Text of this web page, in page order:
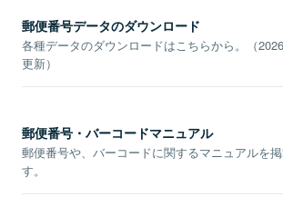
郵便番号データのダウンロード
各種データのダウンロードはこちらから。（
更新）
郵便番号・バーコードマニュアル
郵便番号や、バーコードに関するマニュアルを
す。